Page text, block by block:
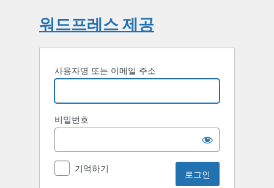
워드프레스 제공
사용자명 또는 이메일 주소
비밀번호
기억하기